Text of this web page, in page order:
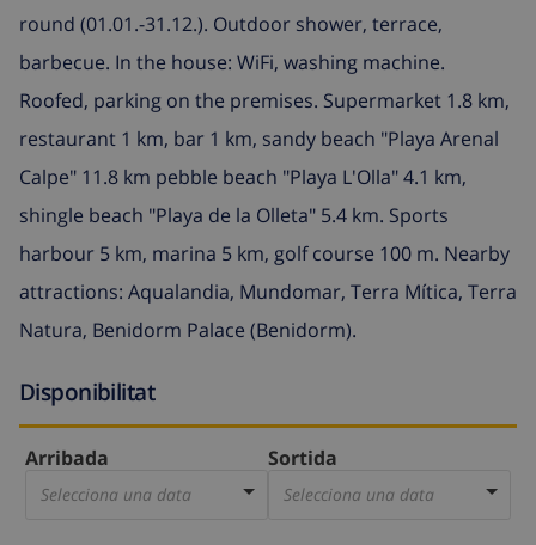
round (01.01.-31.12.). Outdoor shower, terrace,
barbecue. In the house: WiFi, washing machine.
Roofed, parking on the premises. Supermarket 1.8 km,
restaurant 1 km, bar 1 km, sandy beach "Playa Arenal
Calpe" 11.8 km pebble beach "Playa L'Olla" 4.1 km,
shingle beach "Playa de la Olleta" 5.4 km. Sports
harbour 5 km, marina 5 km, golf course 100 m. Nearby
attractions: Aqualandia, Mundomar, Terra Mítica, Terra
Natura, Benidorm Palace (Benidorm).
Disponibilitat
Arribada
Selecciona una data
Sortida
Selecciona una data